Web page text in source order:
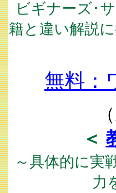
ビギナーズ･
籍と違い解説
無料：
＜
～具体的に実
力